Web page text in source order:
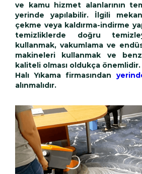
ve kamu hizmet alanlarının
yerinde yapılabilir. İlgili
çekme veya kaldırma-indirme
temizliklerde doğru
kullanmak, vakumlama ve
makineleri kullanmak ve
kaliteli olması oldukça
Halı Yıkamafirmasından
alınmalıdır.